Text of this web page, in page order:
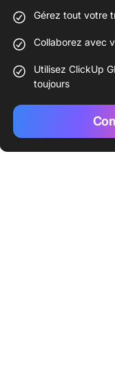
Gérez tout votre
Collaborez avec
Utilisez ClickUp
toujours